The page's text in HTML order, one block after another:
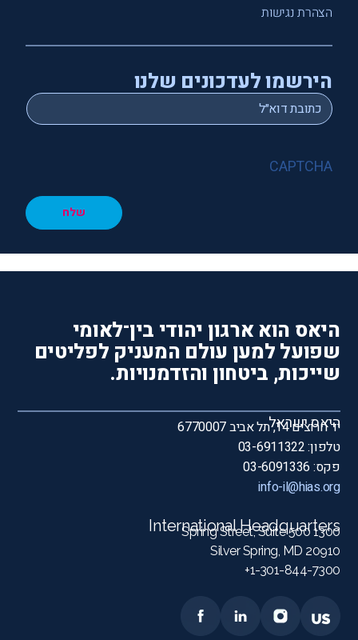
הצהרת נגישות
הירשמו לעדכונים שלנו
Email
*
CAPTCHA
שלח
היאס הוא ארגון יהודי בין־לאומי
שפועל למען עולם המעניק לפליטים
שייכות, ביטחון והזדמנויות.
היאס ישראל
יד חרוצים 14, תל אביב 6770007
טלפון: 03-6911322
פקס: 03-6091336
info-il@hias.org
International Headquarters
1300 Spring Street, Suite 500
Silver Spring, MD 20910
1-301-844-7300+